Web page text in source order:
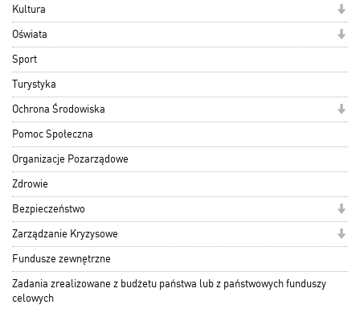
Kultura
Oświata
Sport
Turystyka
Ochrona Środowiska
Pomoc Społeczna
Organizacje Pozarządowe
Zdrowie
Bezpieczeństwo
Zarządzanie Kryzysowe
Fundusze zewnętrzne
Zadania zrealizowane z budżetu państwa lub z państwowych funduszy
celowych